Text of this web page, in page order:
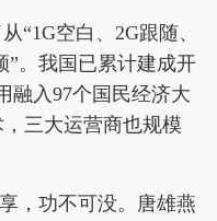
“1G空白、2G跟随、
”。我国已累计建成开
融入97个国民经济大
三大运营商也规模
，功不可没。唐雄燕